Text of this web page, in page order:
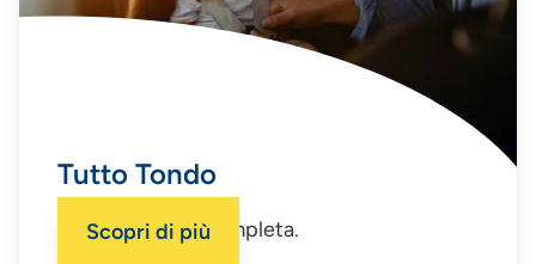
Tutto Tondo
La polizza auto completa.
Scopri di più